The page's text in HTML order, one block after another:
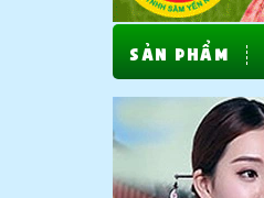
SẢN PHẨM